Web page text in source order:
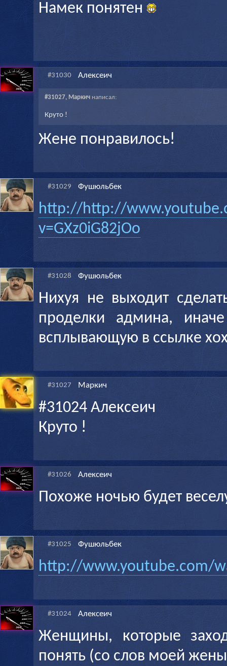
Намек понятен
#31030 Алексеич
#31027, Маркичнаписал:
Круто !
Жене понравилось!
#31029 Фушюльбек
http://http://
v=GXz0iG82jOo
#31028 Фушюльбек
Нихуя не выходит
проделки админа,
всплывающую в ссылке
#31027 Маркич
#31024 Алексеич
Круто !
#31026 Алексеич
Похоже ночью будет
#31025 Фушюльбек
http://www.youtube.com/
#31024 Алексеич
Женщины, которые
понять (со слов моей